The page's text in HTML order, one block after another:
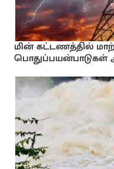
மின் கட்டணத்தில்
பொதுப்பயன்பாடுகள்